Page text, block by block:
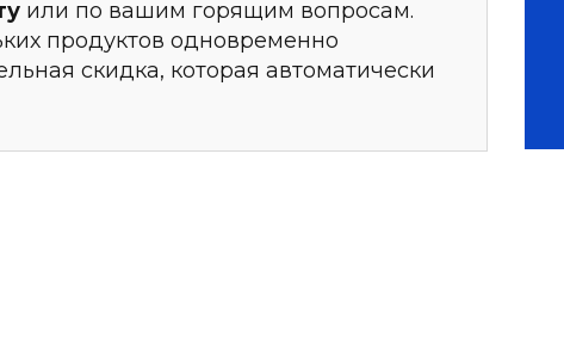
или по вашим горящим вопросам.
продуктов одновременно
скидка, которая автоматически